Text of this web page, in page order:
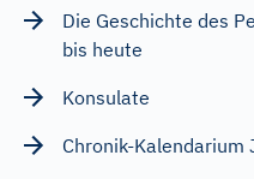
Die Geschichte des
bis heute
Konsulate
Chronik-